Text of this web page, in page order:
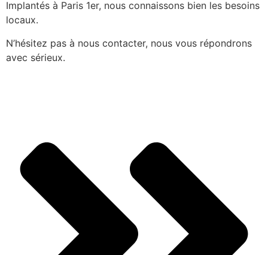
Implantés à Paris 1er, nous connaissons bien les besoins
locaux.
N’hésitez pas à nous contacter, nous vous répondrons
avec sérieux.